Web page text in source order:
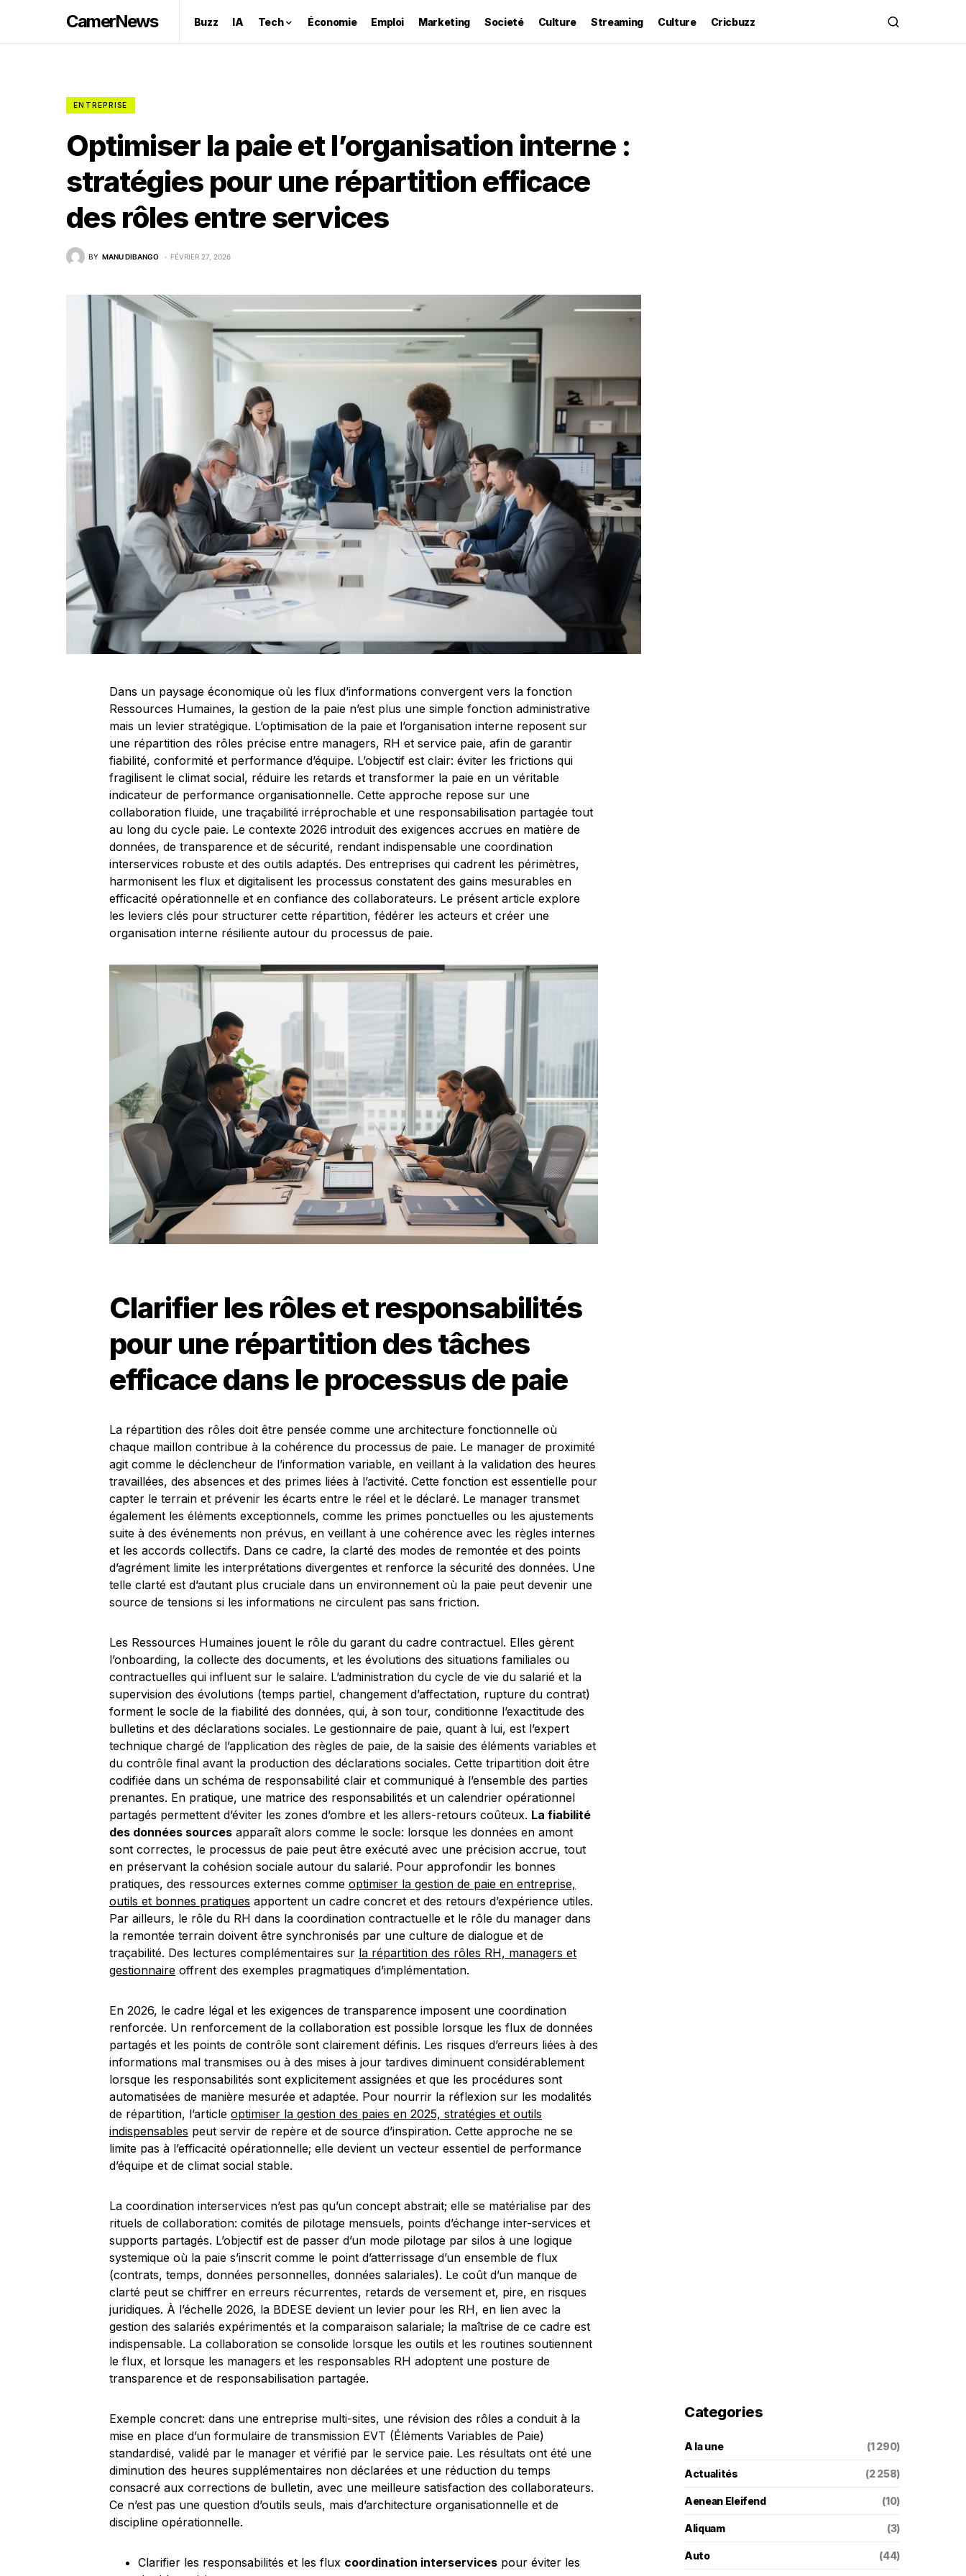
CamerNews Buzz IA Tech Économie Emploi Marketing Societé Culture Streaming Culture Cricbuzz
ENTREPRISE
Optimiser la paie et l’organisation interne :
stratégies pour une répartition efficace
des rôles entre services
BY MANU DIBANGO FÉVRIER 27, 2026
Dans un paysage économique où les flux d’informations convergent vers la fonction
Ressources Humaines, la gestion de la paie n’est plus une simple fonction administrative
mais un levier stratégique. L’optimisation de la paie et l’organisation interne reposent sur
une répartition des rôles précise entre managers, RH et service paie, afin de garantir
fiabilité, conformité et performance d’équipe. L’objectif est clair: éviter les frictions qui
fragilisent le climat social, réduire les retards et transformer la paie en un véritable
indicateur de performance organisationnelle. Cette approche repose sur une
collaboration fluide, une traçabilité irréprochable et une responsabilisation partagée tout
au long du cycle paie. Le contexte 2026 introduit des exigences accrues en matière de
données, de transparence et de sécurité, rendant indispensable une coordination
interservices robuste et des outils adaptés. Des entreprises qui cadrent les périmètres,
harmonisent les flux et digitalisent les processus constatent des gains mesurables en
efficacité opérationnelle et en confiance des collaborateurs. Le présent article explore
les leviers clés pour structurer cette répartition, fédérer les acteurs et créer une
organisation interne résiliente autour du processus de paie.
Clarifier les rôles et responsabilités
pour une répartition des tâches
efficace dans le processus de paie
La répartition des rôles doit être pensée comme une architecture fonctionnelle où
chaque maillon contribue à la cohérence du processus de paie. Le manager de proximité
agit comme le déclencheur de l’information variable, en veillant à la validation des heures
travaillées, des absences et des primes liées à l’activité. Cette fonction est essentielle pour
capter le terrain et prévenir les écarts entre le réel et le déclaré. Le manager transmet
également les éléments exceptionnels, comme les primes ponctuelles ou les ajustements
suite à des événements non prévus, en veillant à une cohérence avec les règles internes
et les accords collectifs. Dans ce cadre, la clarté des modes de remontée et des points
d’agrément limite les interprétations divergentes et renforce la sécurité des données. Une
telle clarté est d’autant plus cruciale dans un environnement où la paie peut devenir une
source de tensions si les informations ne circulent pas sans friction.
Les Ressources Humaines jouent le rôle du garant du cadre contractuel. Elles gèrent
l’onboarding, la collecte des documents, et les évolutions des situations familiales ou
contractuelles qui influent sur le salaire. L’administration du cycle de vie du salarié et la
supervision des évolutions (temps partiel, changement d’affectation, rupture du contrat)
forment le socle de la fiabilité des données, qui, à son tour, conditionne l’exactitude des
bulletins et des déclarations sociales. Le gestionnaire de paie, quant à lui, est l’expert
technique chargé de l’application des règles de paie, de la saisie des éléments variables et
du contrôle final avant la production des déclarations sociales. Cette tripartition doit être
codifiée dans un schéma de responsabilité clair et communiqué à l’ensemble des parties
prenantes. En pratique, une matrice des responsabilités et un calendrier opérationnel
partagés permettent d’éviter les zones d’ombre et les allers-retours coûteux. La fiabilité
des données sources apparaît alors comme le socle: lorsque les données en amont
sont correctes, le processus de paie peut être exécuté avec une précision accrue, tout
en préservant la cohésion sociale autour du salarié. Pour approfondir les bonnes
pratiques, des ressources externes comme optimiser la gestion de paie en entreprise,
outils et bonnes pratiques apportent un cadre concret et des retours d’expérience utiles.
Par ailleurs, le rôle du RH dans la coordination contractuelle et le rôle du manager dans
la remontée terrain doivent être synchronisés par une culture de dialogue et de
traçabilité. Des lectures complémentaires sur la répartition des rôles RH, managers et
gestionnaire offrent des exemples pragmatiques d’implémentation.
En 2026, le cadre légal et les exigences de transparence imposent une coordination
renforcée. Un renforcement de la collaboration est possible lorsque les flux de données
partagés et les points de contrôle sont clairement définis. Les risques d’erreurs liées à des
informations mal transmises ou à des mises à jour tardives diminuent considérablement
lorsque les responsabilités sont explicitement assignées et que les procédures sont
automatisées de manière mesurée et adaptée. Pour nourrir la réflexion sur les modalités
de répartition, l’article optimiser la gestion des paies en 2025, stratégies et outils
indispensables peut servir de repère et de source d’inspiration. Cette approche ne se
limite pas à l’efficacité opérationnelle; elle devient un vecteur essentiel de performance
d’équipe et de climat social stable.
La coordination interservices n’est pas qu’un concept abstrait; elle se matérialise par des
rituels de collaboration: comités de pilotage mensuels, points d’échange inter-services et
supports partagés. L’objectif est de passer d’un mode pilotage par silos à une logique
systemique où la paie s’inscrit comme le point d’atterrissage d’un ensemble de flux
(contrats, temps, données personnelles, données salariales). Le coût d’un manque de
clarté peut se chiffrer en erreurs récurrentes, retards de versement et, pire, en risques
juridiques. À l’échelle 2026, la BDESE devient un levier pour les RH, en lien avec la
gestion des salariés expérimentés et la comparaison salariale; la maîtrise de ce cadre est
indispensable. La collaboration se consolide lorsque les outils et les routines soutiennent
le flux, et lorsque les managers et les responsables RH adoptent une posture de
transparence et de responsabilisation partagée.
Exemple concret: dans une entreprise multi-sites, une révision des rôles a conduit à la
mise en place d’un formulaire de transmission EVT (Éléments Variables de Paie)
standardisé, validé par le manager et vérifié par le service paie. Les résultats ont été une
diminution des heures supplémentaires non déclarées et une réduction du temps
consacré aux corrections de bulletin, avec une meilleure satisfaction des collaborateurs.
Ce n’est pas une question d’outils seuls, mais d’architecture organisationnelle et de
discipline opérationnelle.
Clarifier les responsabilités et les flux coordination interservices pour éviter les
Categories
A la une (1 290)
Actualités (2 258)
Aenean Eleifend (10)
Aliquam (3)
Auto (44)